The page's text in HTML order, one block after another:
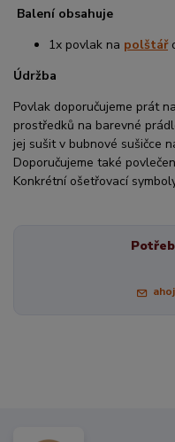
Balení obsahuje
1x povlak na polštář
Údržba
Povlak doporučujeme prát
prostředků na barevné
jej sušit v bubnové sušičce
Doporučujeme také
Konkrétní ošetřovací